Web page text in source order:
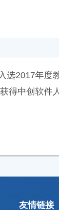
选2017年度
得中创软件
友情链接